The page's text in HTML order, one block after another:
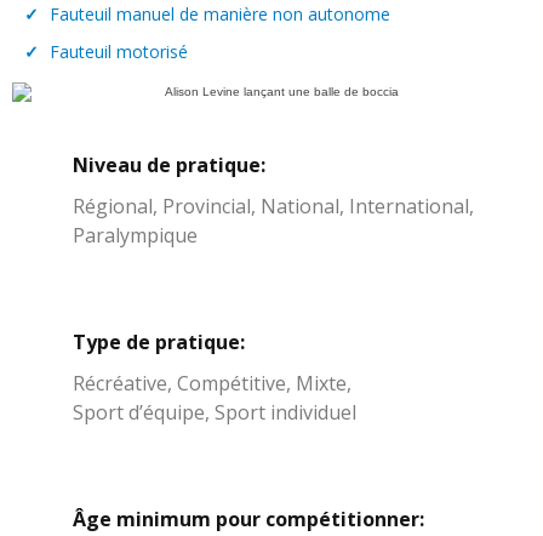
✓
Fauteuil manuel de manière non autonome
✓
Fauteuil motorisé
Niveau de pratique:
Régional, Provincial, National, International,
Paralympique
Type de pratique:
Récréative, Compétitive, Mixte,
Sport d’équipe, Sport individuel
Âge minimum pour compétitionner: